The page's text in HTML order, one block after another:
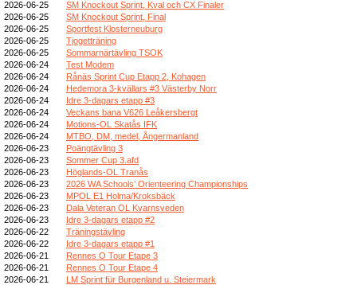
2026-06-25
SM Knockout Sprint, Kval och CX Finaler
2026-06-25
SM Knockout Sprint, Final
2026-06-25
Sportfest Klosterneuburg
2026-06-25
Tjogetträning
2026-06-25
Sommarnärtävling TSOK
2026-06-24
Test Modem
2026-06-24
Rånäs Sprint Cup Etapp 2, Kohagen
2026-06-24
Hedemora 3-kvällars #3 Västerby Norr
2026-06-24
Idre 3-dagars etapp #3
2026-06-24
Veckans bana V626 Leåkersbergt
2026-06-24
Motions-OL Skatås IFK
2026-06-24
MTBO, DM, medel, Ångermanland
2026-06-23
Poängtävling 3
2026-06-23
Sommer Cup 3.afd
2026-06-23
Höglands-OL Tranås
2026-06-23
2026 WA Schools’ Orienteering Championships
2026-06-23
MPOL E1 Holma/Kroksbäck
2026-06-23
Dala Veteran OL Kvarnsveden
2026-06-23
Idre 3-dagars etapp #2
2026-06-22
Träningstävling
2026-06-22
Idre 3-dagars etapp #1
2026-06-21
Rennes O Tour Etape 3
2026-06-21
Rennes O Tour Etape 4
2026-06-21
LM Sprint für Burgenland u. Steiermark